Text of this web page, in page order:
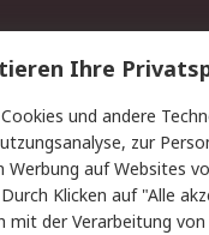
Kontakt
Ihre
und andere
zur
Werbung auf Websites
Klicken auf "Alle
mit der Verarbeitung